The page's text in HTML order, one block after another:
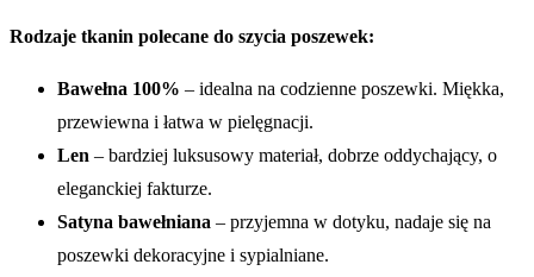
Rodzaje tkanin polecane do szycia poszewek:
Bawełna 100% – idealna na codzienne poszewki. Miękka,
przewiewna i łatwa w pielęgnacji.
Len – bardziej luksusowy materiał, dobrze oddychający, o
eleganckiej fakturze.
Satyna bawełniana – przyjemna w dotyku, nadaje się na
poszewki dekoracyjne i sypialniane.